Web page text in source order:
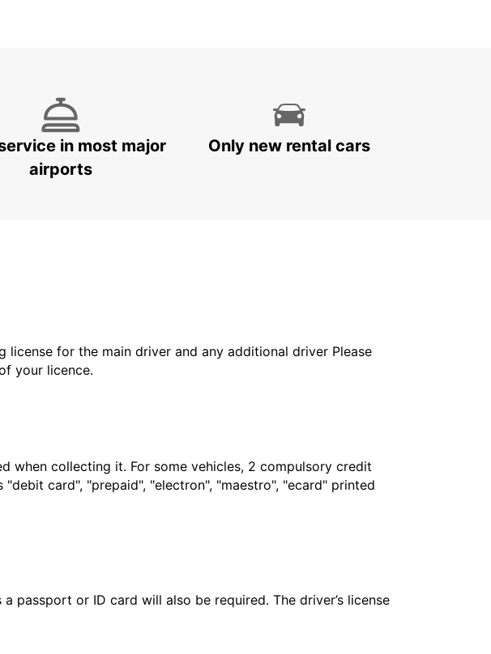
in most major
airports
Only new rental cars
for the main driver and any additional driver Please
your licence.
when collecting it. For some vehicles, 2 compulsory credit
card", "prepaid", "electron", "maestro", "ecard" printed
passport or ID card will also be required. The driver’s license